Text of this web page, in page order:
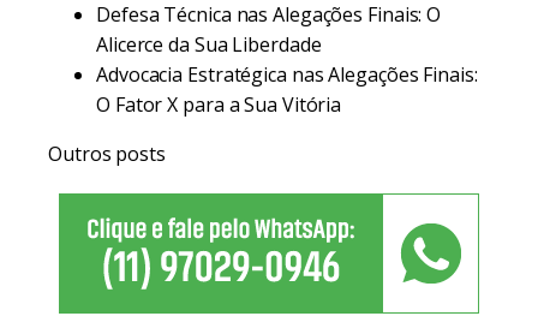
Defesa Técnica nas Alegações Finais: O
Alicerce da Sua Liberdade
Advocacia Estratégica nas Alegações Finais:
O Fator X para a Sua Vitória
Outros posts